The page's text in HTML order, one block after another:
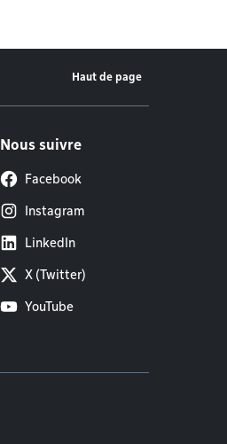
Haut de page
Nous suivre
Facebook
Instagram
LinkedIn
X (Twitter)
YouTube